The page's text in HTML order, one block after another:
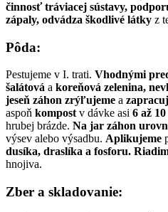
činnosť tráviacej sústavy,
zápaly, odvádza škodlivé látky z
Pôda:
Pestujeme v I. trati. Vhodnými
šalátová a koreňová zelenina,
jeseň záhon zrýľujeme a
aspoň kompost v dávke asi 6 až
hrubej brázde. Na jar záhon
výsev alebo výsadbu. Aplikujeme
dusíka, draslíka a fosforu.
hnojiva.
Zber a skladovanie: